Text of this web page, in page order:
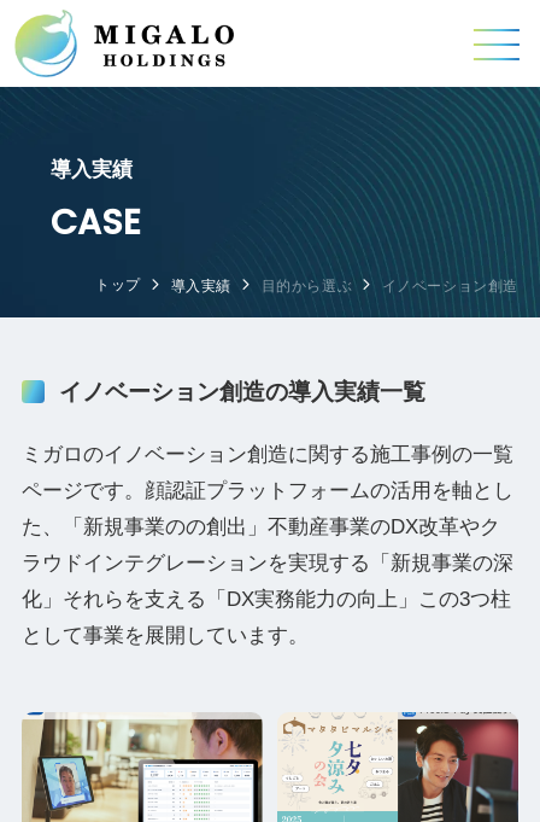
導入実績
CASE
トップ 導入実績 目的から選ぶ イノベーション創造
イノベーション創造の導入実績一覧
ミガロのイノベーション創造に関する施工事例の一覧
ページです。顔認証プラットフォームの活用を軸とし
た、「新規事業のの創出」不動産事業のDX改革やク
ラウドインテグレーションを実現する「新規事業の深
化」それらを支える「DX実務能力の向上」この3つ柱
として事業を展開しています。